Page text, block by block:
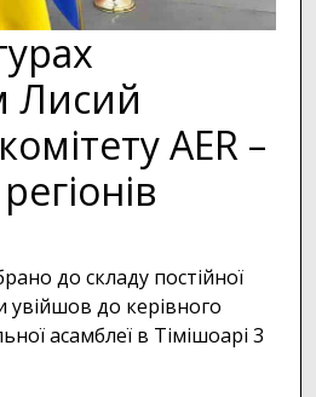
Лисий
AER –
до складу постійної
увійшов до керівного
асамблеї в Тімішоарі 3